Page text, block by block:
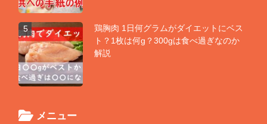
5
鶏胸肉 1日何グラムがダイエットにベス
ト？1枚は何g？300gは食べ過ぎなのか
解説
メニュー